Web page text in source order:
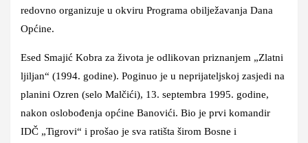
redovno organizuje u okviru Programa obilježavanja Dana
Općine.
Esed Smajić Kobra za života je odlikovan priznanjem „Zlatni
ljiljan“ (1994. godine). Poginuo je u neprijateljskoj zasjedi na
planini Ozren (selo Malčići), 13. septembra 1995. godine,
nakon oslobođenja općine Banovići. Bio je prvi komandir
IDČ „Tigrovi“ i prošao je sva ratišta širom Bosne i